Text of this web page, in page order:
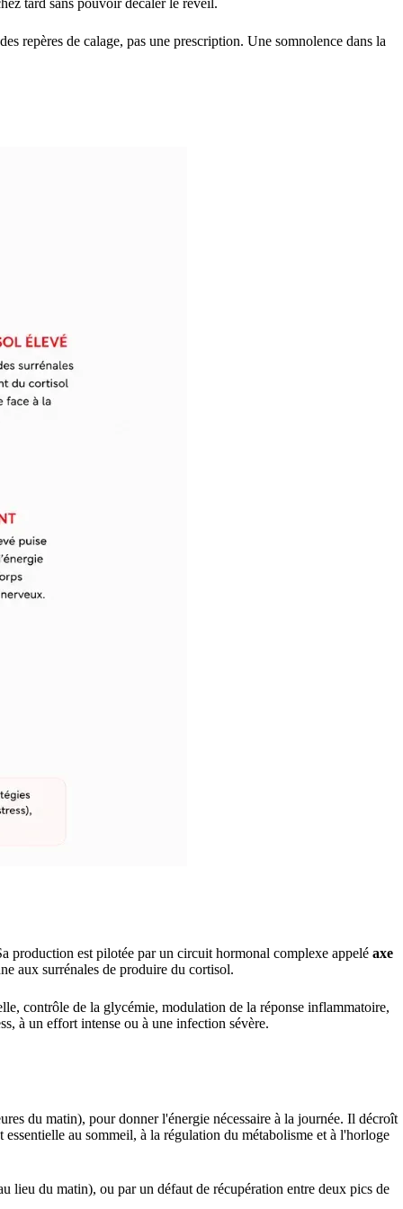
repères de calage, pas une prescription. Une somnolence dans la
production est pilotée par un circuit hormonal complexe appelé axe
aux surrénales de produire du cortisol.
contrôle de la glycémie, modulation de la réponse inflammatoire,
à un effort intense ou à une infection sévère.
du matin), pour donner l'énergie nécessaire à la journée. Il décroît
au sommeil, à la régulation du métabolisme et à l'horloge
lieu du matin), ou par un défaut de récupération entre deux pics de